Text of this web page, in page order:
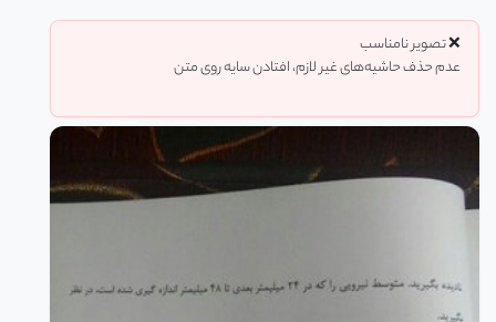
❌ تصویر نامناسب
عدم حذف حاشیه‌های غیر لازم، افتادن سایه روی متن